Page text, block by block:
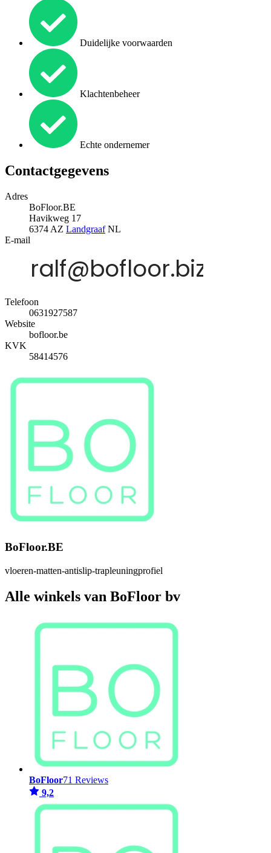
Duidelijke voorwaarden
Klachtenbeheer
Echte ondernemer
Contactgegevens
Adres
BoFloor.BE
Havikweg 17
6374 AZ LandgraafNL
E-mail
Telefoon
0631927587
Website
bofloor.be
KVK
58414576
BoFloor.BE
vloeren-matten-antislip-trapleuningprofiel
Alle winkels van BoFloor bv
BoFloor71 Reviews
9,2